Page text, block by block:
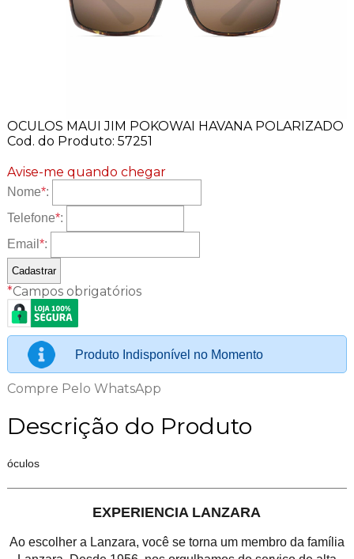
OCULOS MAUI JIM POKOWAI HAVANA POLARIZADO
Cod. do Produto: 57251
Avise-me quando chegar
Nome*:
Telefone*:
Email *:
*Campos obrigatórios
Produto Indisponível no Momento
Compre Pelo WhatsApp
Descrição do Produto
óculos
EXPERIENCIA LANZARA
Ao escolher a Lanzara, você se torna um membro da família